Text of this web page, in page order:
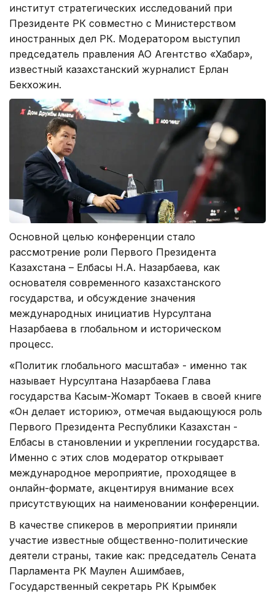
институт стратегических исследований при
Президенте РК совместно с Министерством
иностранных дел РК. Модератором выступил
председатель правления АО Агентство «Хабар»,
известный казахстанский журналист Ерлан
Бекхожин.
Основной целью конференции стало
рассмотрение роли Первого Президента
Казахстана – Елбасы Н.А. Назарбаева, как
основателя современного казахстанского
государства, и обсуждение значения
международных инициатив Нурсултана
Назарбаева в глобальном и историческом
процесс.
«Политик глобального масштаба» - именно так
называет Нурсултана Назарбаева Глава
государства Касым-Жомарт Токаев в своей книге
«Он делает историю», отмечая выдающуюся роль
Первого Президента Республики Казахстан -
Елбасы в становлении и укреплении государства.
Именно с этих слов модератор открывает
международное мероприятие, проходящее в
онлайн-формате, акцентируя внимание всех
присутствующих на наименовании конференции.
В качестве спикеров в мероприятии приняли
участие известные общественно-политические
деятели страны, такие как: председатель Сената
Парламента РК Маулен Ашимбаев,
Государственный секретарь РК Крымбек